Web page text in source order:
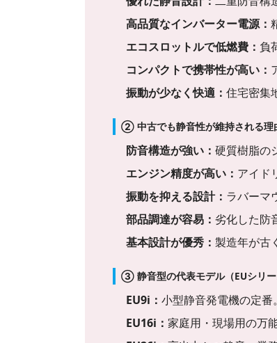
高品質なインバーター電源：
エコスロットルで低燃費： 負
コンパクトで携帯性が高い：
振動が少なく快適：住宅密集
② 中古でも静音性が維持される理
防音構造が強い：硬質樹脂の
エンジン精度が高い： アイド
振動を抑える設計： ラバーマ
部品調達が容易：劣化した防
基本設計が優秀：製造年が古
③ 静音型の代表モデル（EUシリー
EU9i：小型静音発電機の定番
EU16i：家庭用・現場用の万